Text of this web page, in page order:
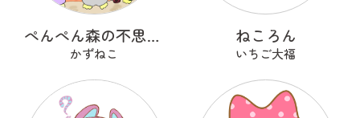
ぺんぺん森の不思議な生き物
かずねこ
ねころん
いちご大福